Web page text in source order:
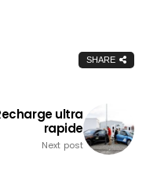
SHARE
ultra
rapide
Next post